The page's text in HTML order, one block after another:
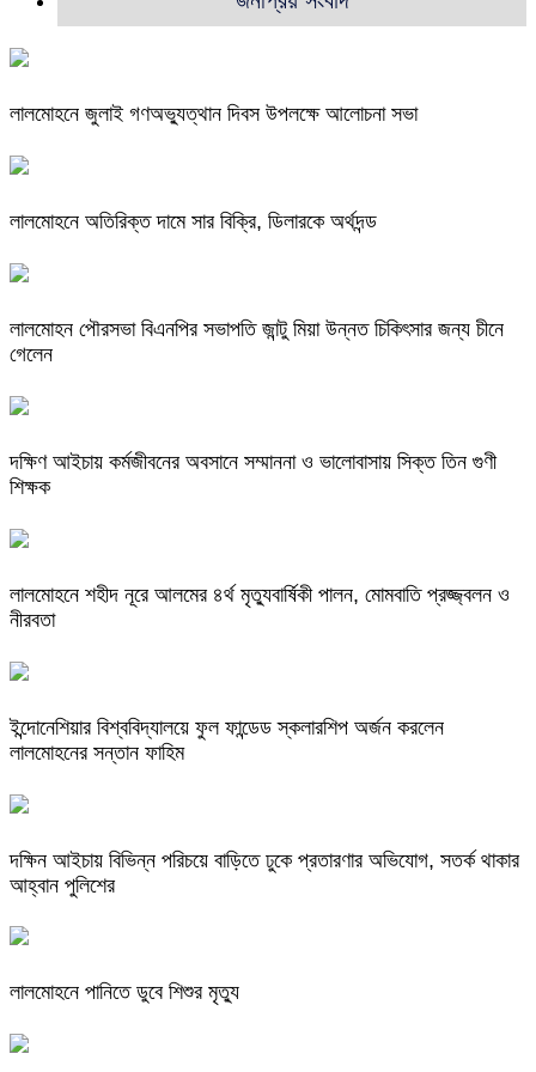
লালমোহনে জুলাই গণঅভ্যুত্থান দিবস উপলক্ষে আলোচনা সভা
লালমোহনে অতিরিক্ত দামে সার বিক্রি, ডিলারকে অর্থদন্ড
লালমোহন পৌরসভা বিএনপির সভাপতি জান্টু মিয়া উন্নত চিকিৎসার জন্য চীনে
গেলেন
দক্ষিণ আইচায় কর্মজীবনের অবসানে সম্মাননা ও ভালোবাসায় সিক্ত তিন গুণী
শিক্ষক
লালমোহনে শহীদ নূরে আলমের ৪র্থ মৃত্যুবার্ষিকী পালন, মোমবাতি প্রজ্জ্বলন ও
নীরবতা
ইন্দোনেশিয়ার বিশ্ববিদ্যালয়ে ফুল ফান্ডেড স্কলারশিপ অর্জন করলেন
লালমোহনের সন্তান ফাহিম
দক্ষিন আইচায় ‎বিভিন্ন পরিচয়ে বাড়িতে ঢুকে প্রতারণার অভিযোগ, সতর্ক থাকার
আহ্বান পুলিশের
লালমোহনে পানিতে ডুবে শিশুর মৃত্যু